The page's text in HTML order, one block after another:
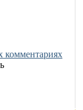
комментариях